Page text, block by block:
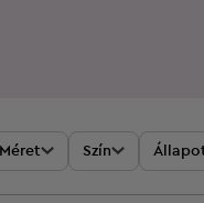
Méret Szín